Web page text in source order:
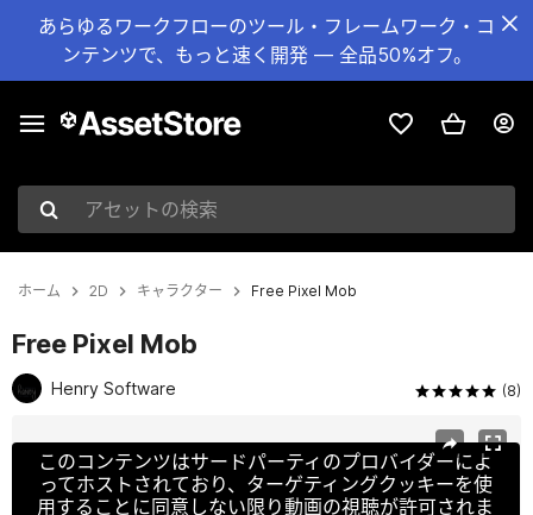
あらゆるワークフローのツール・フレームワーク・コ
ンテンツで、もっと速く開発 — 全品50%オフ。
アセットの検索
ホーム 2D キャラクター Free Pixel Mob
Free Pixel Mob
Henry Software (8)
このコンテンツはサードパーティのプロバイダーによ
ってホストされており、ターゲティングクッキーを使
用することに同意しない限り動画の視聴が許可されま